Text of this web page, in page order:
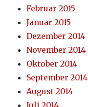
Februar 2015
Januar 2015
Dezember 2014
November 2014
Oktober 2014
September 2014
August 2014
Juli 2014